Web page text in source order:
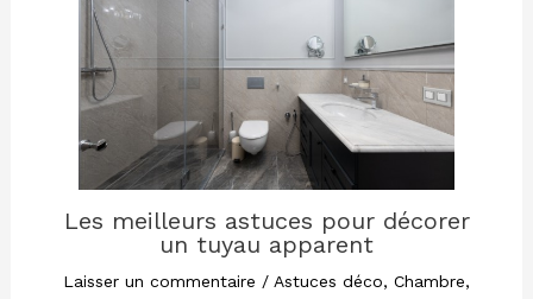
Les meilleurs astuces pour décorer
un tuyau apparent
Laisser un commentaire / Astuces déco, Chambre,